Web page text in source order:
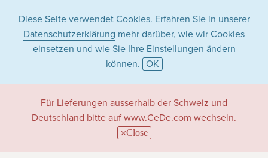
Diese Seite verwendet Cookies. Erfahren Sie in unserer
Datenschutzerklärung mehr darüber, wie wir Cookies
einsetzen und wie Sie Ihre Einstellungen ändern
können. OK
Für Lieferungen ausserhalb der Schweiz und
Deutschland bitte auf www.CeDe.com wechseln.
Close
Karim Leklou
Karim Leklou als Schauspieler/in